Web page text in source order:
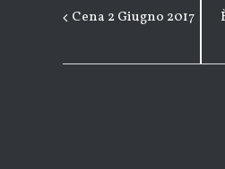
EVENTO
Cena 2 Giugno 2017